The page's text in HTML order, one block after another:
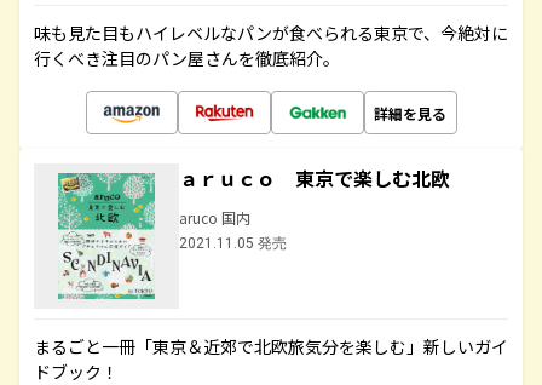
味も見た目もハイレベルなパンが食べられる東京で、今絶対に
行くべき注目のパン屋さんを徹底紹介。
詳細を見る
ａｒｕｃｏ 東京で楽しむ北欧
aruco 国内
2021.11.05 発売
まるごと一冊「東京＆近郊で北欧旅気分を楽しむ」新しいガイ
ドブック！